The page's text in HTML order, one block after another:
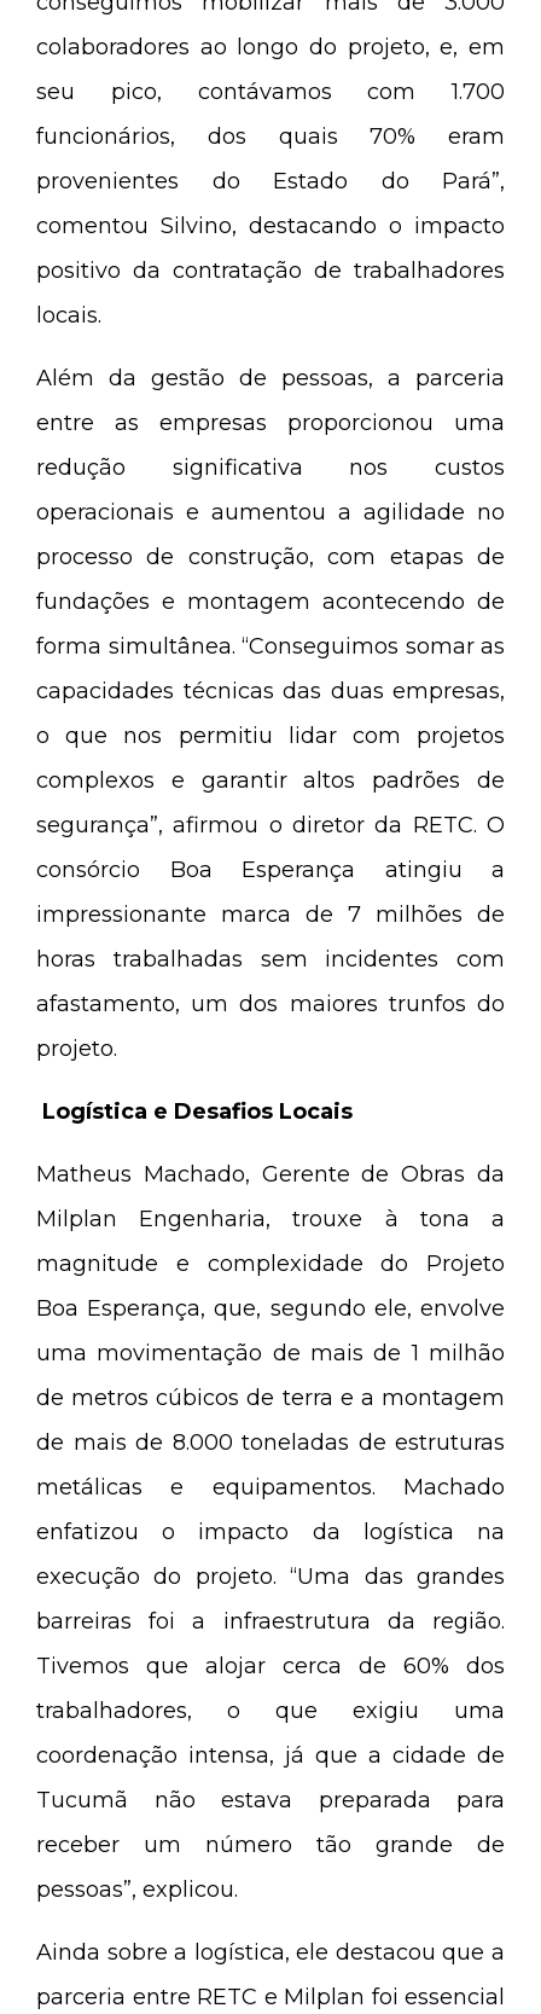
colaboradores ao longo do projeto, e, em
seu pico, contávamos com 1.700
funcionários, dos quais 70% eram
provenientes do Estado do Pará”,
comentou Silvino, destacando o impacto
positivo da contratação de trabalhadores
locais.
Além da gestão de pessoas, a parceria
entre as empresas proporcionou uma
redução significativa nos custos
operacionais e aumentou a agilidade no
processo de construção, com etapas de
fundações e montagem acontecendo de
forma simultânea. “Conseguimos somar as
capacidades técnicas das duas empresas,
o que nos permitiu lidar com projetos
complexos e garantir altos padrões de
segurança”, afirmou o diretor da RETC. O
consórcio Boa Esperança atingiu a
impressionante marca de 7 milhões de
horas trabalhadas sem incidentes com
afastamento, um dos maiores trunfos do
projeto.
Logística e Desafios Locais
Matheus Machado, Gerente de Obras da
Milplan Engenharia, trouxe à tona a
magnitude e complexidade do Projeto
Boa Esperança, que, segundo ele, envolve
uma movimentação de mais de 1 milhão
de metros cúbicos de terra e a montagem
de mais de 8.000 toneladas de estruturas
metálicas e equipamentos. Machado
enfatizou o impacto da logística na
execução do projeto. “Uma das grandes
barreiras foi a infraestrutura da região.
Tivemos que alojar cerca de 60% dos
trabalhadores, o que exigiu uma
coordenação intensa, já que a cidade de
Tucumã não estava preparada para
receber um número tão grande de
pessoas”, explicou.
Ainda sobre a logística, ele destacou que a
parceria entre RETC e Milplan foi essencial